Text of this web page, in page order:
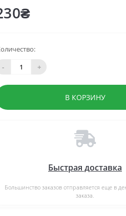
-
+
В КОРЗИНУ
Быстрая доставка
Большинство заказов отправляется еще в
заказа.